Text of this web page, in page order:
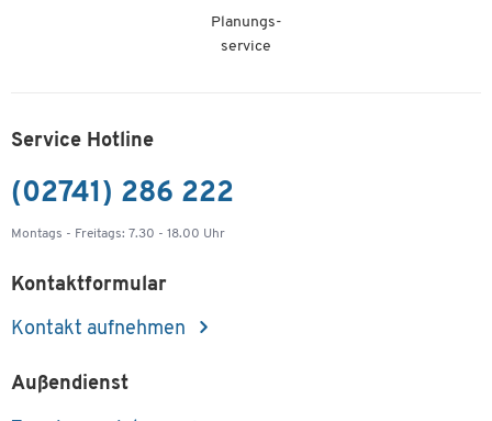
nur 6,99 €
pro VE
Planungs-
service
Service Hotline
(02741) 286 222
Montags - Freitags: 7.30 - 18.00 Uhr
Kontaktformular
Kontakt aufnehmen
Außendienst